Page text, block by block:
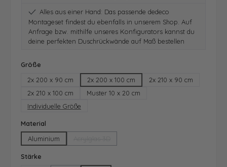
Alles aus einer Hand: Das passende dedeco
Montageset findest du ebenfalls in unserem Shop. Auf
Anfrage bzw. mithilfe unseres Konfigurators kannst du
deine perfekten Duschrückwände auf Maß bestellen
Größe
2x 200 x 90 cm
2x 200 x 100 cm
2x 210 x 90 cm
2x 210 x 100 cm
Muster 10 x 20 cm
Individuelle Größe
Material
Aluminium
Stärke